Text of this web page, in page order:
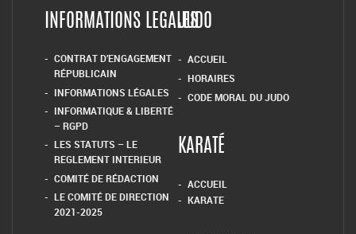
INFORMATIONS LEGALES
CONTRAT D’ENGAGEMENT
RÉPUBLICAIN
INFORMATIONS LÉGALES
INFORMATIQUE & LIBERTÉ
– RGPD
LES STATUTS – LE
REGLEMENT INTERIEUR
COMITÉ DE RÉDACTION
LE COMITÉ DE DIRECTION
2021-2025
JUDO
ACCUEIL
HORAIRES
CODE MORAL DU JUDO
KARATÉ
ACCUEIL
KARATE